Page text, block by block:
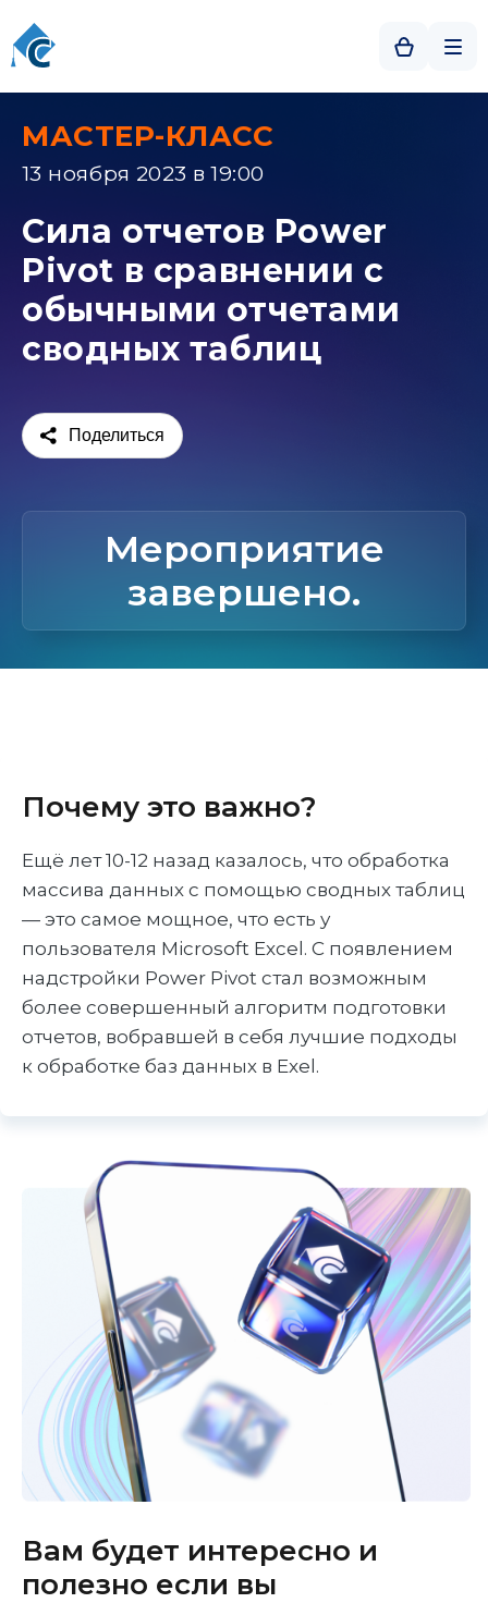
МАСТЕР-КЛАСС
13 ноября 2023 в 19:00
Сила отчетов Power
Pivot в сравнении с
обычными отчетами
сводных таблиц
Поделиться
Мероприятие
завершено.
Почему это важно?
Ещё лет 10-12 назад казалось, что обработка
массива данных с помощью сводных таблиц
— это самое мощное, что есть у
пользователя Microsoft Excel. С появлением
надстройки Power Pivot стал возможным
более совершенный алгоритм подготовки
отчетов, вобравшей в себя лучшие подходы
к обработке баз данных в Exel.
Вам будет интересно и
полезно если вы